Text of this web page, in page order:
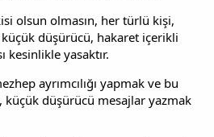
olsun olmasın, her türlü kişi,
düşürücü, hakaret içerikli
kesinlikle yasaktır.
ayrımcılığı yapmak ve bu
küçük düşürücü mesajlar yazmak